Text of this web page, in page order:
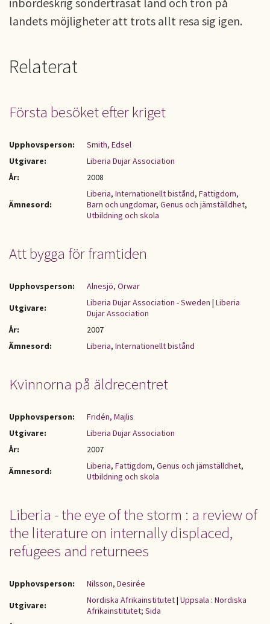
landets möjligheter att trots allt resa sig igen.
Relaterat
Första besöket efter kriget
Upphovsperson:
Smith, Edsel
Utgivare:
Liberia Dujar Association
År:
2008
Ämnesord:
Liberia, Internationellt bistånd, Fattigdom,
Barn och ungdomar, Genus och jämställdhet,
Utbildning och skola
Att bygga för framtiden
Upphovsperson:
Alnesjö, Orwar
Utgivare:
Liberia Dujar Association - Sweden | Liberia
Dujar Association
År:
2007
Ämnesord:
Liberia, Internationellt bistånd
Kvinnorna på äldrecentret
Upphovsperson:
Fridén, Majlis
Utgivare:
Liberia Dujar Association
År:
2007
Ämnesord:
Liberia, Fattigdom, Genus och jämställdhet,
Utbildning och skola
Liberia - the eye of the storm : a review of
the literature on internally displaced,
refugees and returnees
Upphovsperson:
Nilsson, Desirée
Utgivare:
Nordiska Afrikainstitutet| Uppsala : Nordiska
Afrikainstitutet; Sida